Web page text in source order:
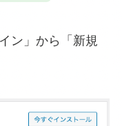
ン」から「新規